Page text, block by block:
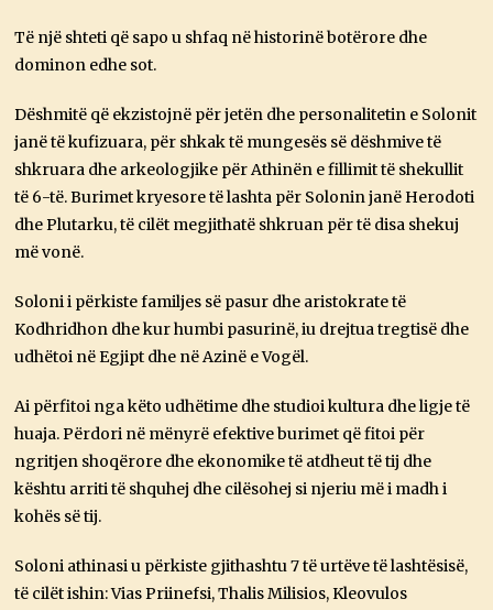
Të një shteti që sapo u shfaq në historinë botërore dhe
dominon edhe sot.
Dëshmitë që ekzistojnë për jetën dhe personalitetin e Solonit
janë të kufizuara, për shkak të mungesës së dëshmive të
shkruara dhe arkeologjike për Athinën e fillimit të shekullit
të 6-të. Burimet kryesore të lashta për Solonin janë Herodoti
dhe Plutarku, të cilët megjithatë shkruan për të disa shekuj
më vonë.
Soloni i përkiste familjes së pasur dhe aristokrate të
Kodhridhon dhe kur humbi pasurinë, iu drejtua tregtisë dhe
udhëtoi në Egjipt dhe në Azinë e Vogël.
Ai përfitoi nga këto udhëtime dhe studioi kultura dhe ligje të
huaja. Përdori në mënyrë efektive burimet që fitoi për
ngritjen shoqërore dhe ekonomike të atdheut të tij dhe
kështu arriti të shquhej dhe cilësohej si njeriu më i madh i
kohës së tij.
Soloni athinasi u përkiste gjithashtu 7 të urtëve të lashtësisë,
të cilët ishin: Vias Priinefsi, Thalis Milisios, Kleovulos